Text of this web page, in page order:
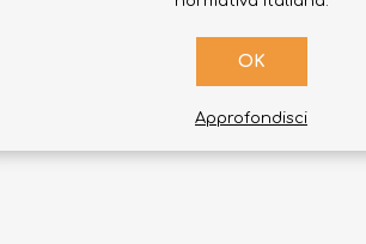
ACQUISTA
bonollo 35
€119,00
OK
Approfondisci